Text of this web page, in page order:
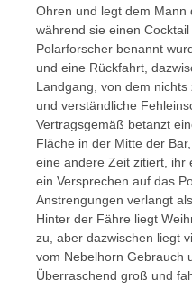
Ohren und legt dem Mann
während sie einen
Polarforscher benannt
und eine Rückfahrt,
Landgang, von dem
und verständliche
Vertragsgemäß betanzt
Fläche in der Mitte der
eine andere Zeit zitiert, ihr
ein Versprechen auf das
Anstrengungen verlangt
Hinter der Fähre liegt
zu, aber dazwischen liegt
vom Nebelhorn Gebrauch
Überraschend groß und